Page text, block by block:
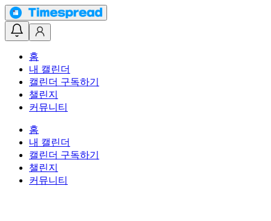
홈
내 캘린더
캘린더 구독하기
챌린지
커뮤니티
홈
내 캘린더
캘린더 구독하기
챌린지
커뮤니티